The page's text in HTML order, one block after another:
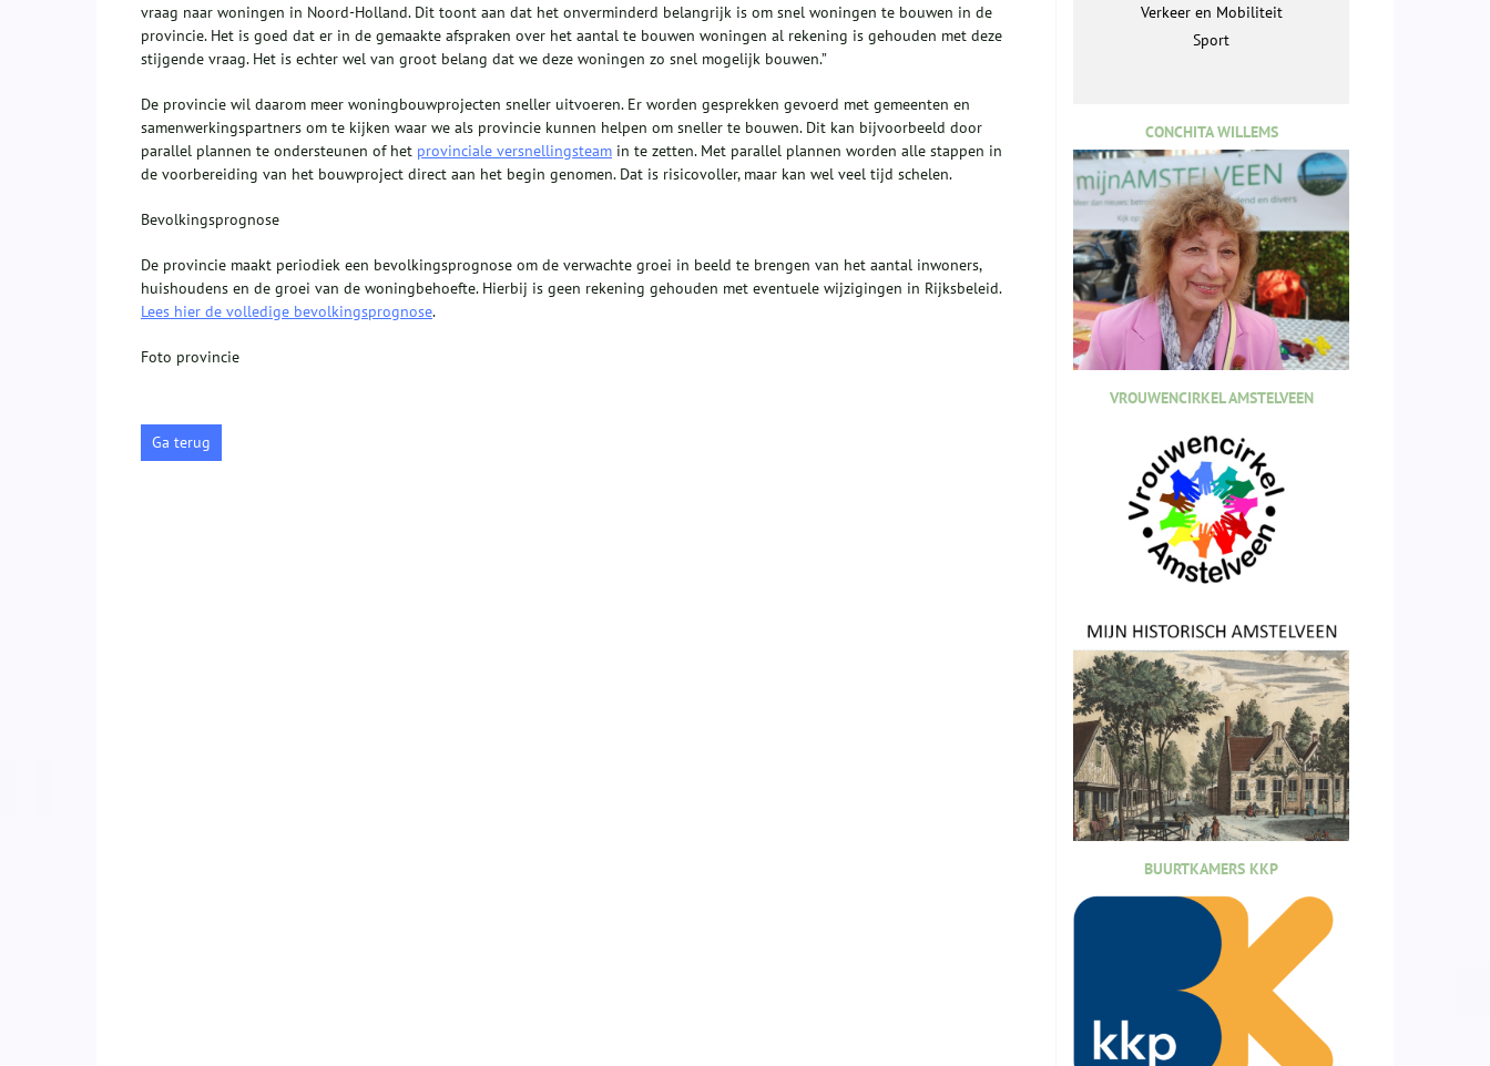
vraag naar woningen in Noord-Holland. Dit toont aan dat het onverminderd belangrijk is om snel woningen te bouwen in de
provincie. Het is goed dat er in de gemaakte afspraken over het aantal te bouwen woningen al rekening is gehouden met deze
stijgende vraag. Het is echter wel van groot belang dat we deze woningen zo snel mogelijk bouwen.”
De provincie wil daarom meer woningbouwprojecten sneller uitvoeren. Er worden gesprekken gevoerd met gemeenten en
samenwerkingspartners om te kijken waar we als provincie kunnen helpen om sneller te bouwen. Dit kan bijvoorbeeld door
parallel plannen te ondersteunen of het provinciale versnellingsteam in te zetten. Met parallel plannen worden alle stappen in
de voorbereiding van het bouwproject direct aan het begin genomen. Dat is risicovoller, maar kan wel veel tijd schelen.
Bevolkingsprognose
De provincie maakt periodiek een bevolkingsprognose om de verwachte groei in beeld te brengen van het aantal inwoners,
huishoudens en de groei van de woningbehoefte. Hierbij is geen rekening gehouden met eventuele wijzigingen in Rijksbeleid.
Lees hier de volledige bevolkingsprognose.
Foto provincie
Ga terug
Verkeer en Mobiliteit
Sport
CONCHITA WILLEMS
VROUWENCIRKEL AMSTELVEEN
BUURTKAMERS KKP